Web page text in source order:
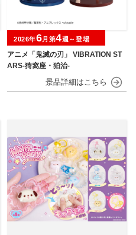
アニメ「鬼滅の刃」 VIBRATION ST
ARS-猗窩座・狛治-
2026年6月第4週～登場